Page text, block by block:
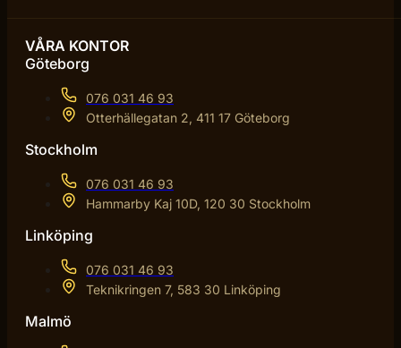
VÅRA KONTOR
Göteborg
076 031 46 93
Otterhällegatan 2, 411 17 Göteborg
Stockholm
076 031 46 93
Hammarby Kaj 10D, 120 30 Stockholm
Linköping
076 031 46 93
Teknikringen 7, 583 30 Linköping
Malmö